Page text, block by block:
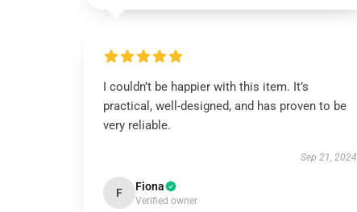
I couldn’t be happier with this item. It’s
practical, well-designed, and has proven to be
very reliable.
Sep 21, 2024
F Fiona
Verified owner